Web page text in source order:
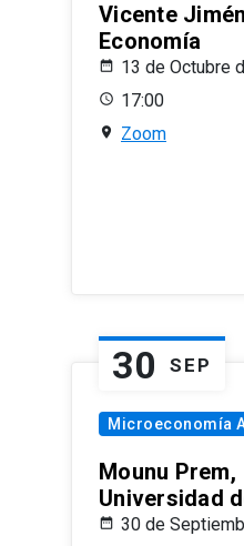
Vicente
Economía
13 de Octubre
17:00
Zoom
30 SEP
Microeconomía
Mounu Prem,
Universidad
30 de